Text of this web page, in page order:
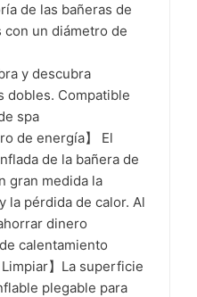
de las bañeras de
con un diámetro de
y descubra
dobles. Compatible
spa
de energía】 El
de la bañera de
gran medida la
la pérdida de calor. Al
dinero
calentamiento
Limpiar】La superficie
plegable para